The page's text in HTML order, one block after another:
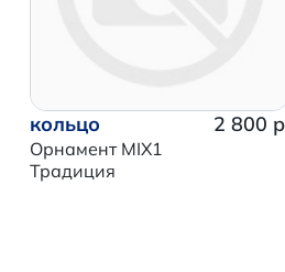
кольцо
Орнамент MIX1
Традиция
2 800